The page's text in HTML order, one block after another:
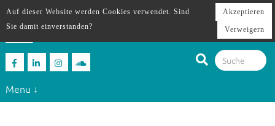
Menu ↓
Auf dieser Website werden Cookies verwendet. Sind
Sie damit einverstanden?
Akzeptieren
Verweigern